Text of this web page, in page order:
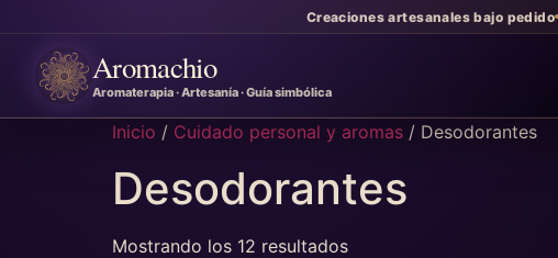
Creaciones artesanales bajo pedido
Aromachio
Aromaterapia · Artesanía · Guía simbólica
Inicio / Cuidado personal y aromas / Desodorantes
Desodorantes
Mostrando los 12 resultados